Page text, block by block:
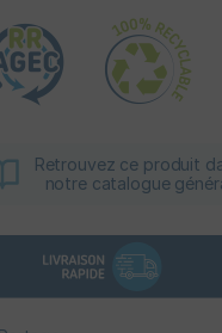
Retrouvez ce produit
notre catalogue